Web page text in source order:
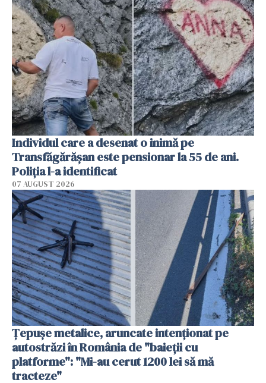
Individul care a desenat o inimă pe
Transfăgărășan este pensionar la 55 de ani.
Poliția l-a identificat
07 AUGUST 2026
Țepușe metalice, aruncate intenționat pe
autostrăzi în România de "baieții cu
platforme": "Mi-au cerut 1200 lei să mă
tracteze"